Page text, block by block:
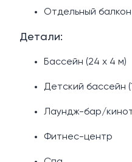
Отдельный балкон
Детали:
Бассейн (24 х 4 м)
Детский бассейн
Лаундж-бар/
Фитнес-центр